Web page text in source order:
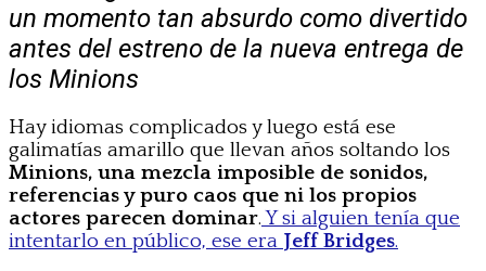
un momento tan absurdo como divertido
antes del estreno de la nueva entrega de
los Minions
Hay idiomas complicados y luego está ese
galimatías amarillo que llevan años soltando los
Minions, una mezcla imposible de sonidos,
referencias y puro caos que ni los propios
actores parecen dominar.Y si alguien tenía que
intentarlo en público, ese era Jeff Bridges.